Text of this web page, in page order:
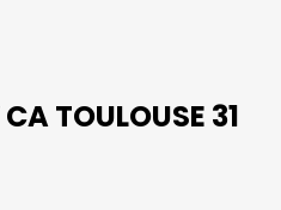
TOULOUSE 31